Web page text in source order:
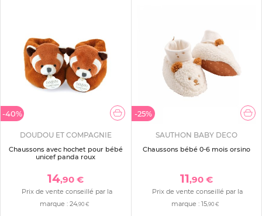
-40%
DOUDOU ET COMPAGNIE
Chaussons avec hochet pour bébé
unicef panda roux
14,90 €
Prix de vente conseillé par la
marque : 24,90 €
-25%
SAUTHON BABY DECO
Chaussons bébé 0-6 mois orsino
11,90 €
Prix de vente conseillé par la
marque : 15,90 €